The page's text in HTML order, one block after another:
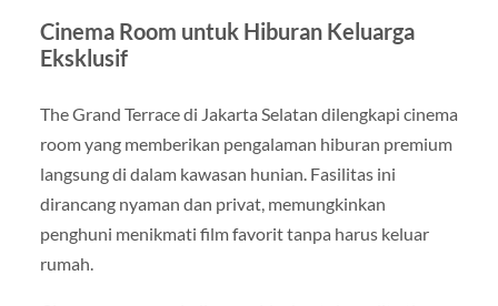
Cinema Room untuk Hiburan Keluarga
Eksklusif
The Grand Terrace di Jakarta Selatan dilengkapi cinema
room yang memberikan pengalaman hiburan premium
langsung di dalam kawasan hunian. Fasilitas ini
dirancang nyaman dan privat, memungkinkan
penghuni menikmati film favorit tanpa harus keluar
rumah.